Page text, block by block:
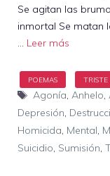
Se agitan las
inmortal Se matan
… Leer más
Etiquetas
Agonía, Anhelo,
Depresión,
Homicida, Mental,
Suicidio, Sumisión,